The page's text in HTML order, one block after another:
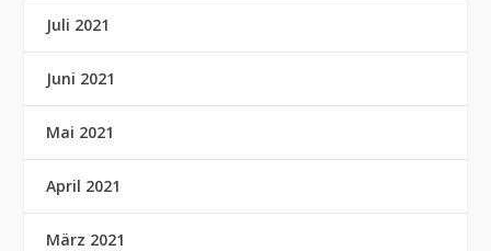
Juli 2021
Juni 2021
Mai 2021
April 2021
März 2021